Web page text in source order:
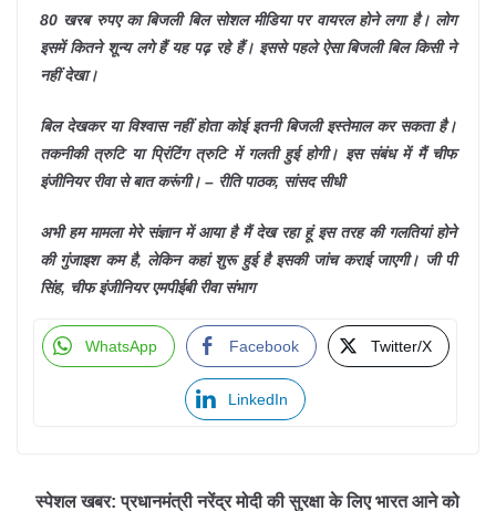
80 खरब रुपए का बिजली बिल सोशल मीडिया पर वायरल होने लगा है। लोग
इसमें कितने शून्य लगे हैं यह पढ़ रहे हैं। इससे पहले ऐसा बिजली बिल किसी ने
नहीं देखा।
बिल देखकर या विश्वास नहीं होता कोई इतनी बिजली इस्तेमाल कर सकता है।
तकनीकी त्रुटि या प्रिंटिंग त्रुटि में गलती हुई होगी। इस संबंध में मैं चीफ
इंजीनियर रीवा से बात करूंगी। – रीति पाठक, सांसद सीधी
अभी हम मामला मेरे संज्ञान में आया है मैं देख रहा हूं इस तरह की गलतियां होने
की गुंजाइश कम है, लेकिन कहां शुरू हुई है इसकी जांच कराई जाएगी। जी पी
सिंह, चीफ इंजीनियर एमपीईबी रीवा संभाग
WhatsApp Facebook Twitter/X
LinkedIn
स्पेशल खबर: प्रधानमंत्री नरेंद्र मोदी की सुरक्षा के लिए भारत आने को